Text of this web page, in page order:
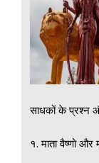
साधकों के प्रश्न
१. माता वैष्णो और